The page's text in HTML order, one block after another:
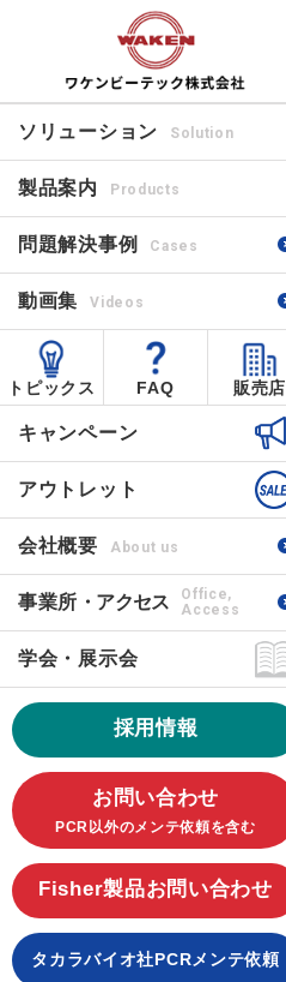
ソリューション Solution
製品案内 Products
問題解決事例 Cases
動画集 Videos
トピックス FAQ 販売店
キャンペーン
アウトレット
会社概要 About us
事業所 ・アクセス
Office,
Access
学会・展示会
採用情報
お問い合わせ
PCR以外のメンテ依頼を含む
Fisher製品お問い合わせ
タカラバイオ社PCRメンテ依頼